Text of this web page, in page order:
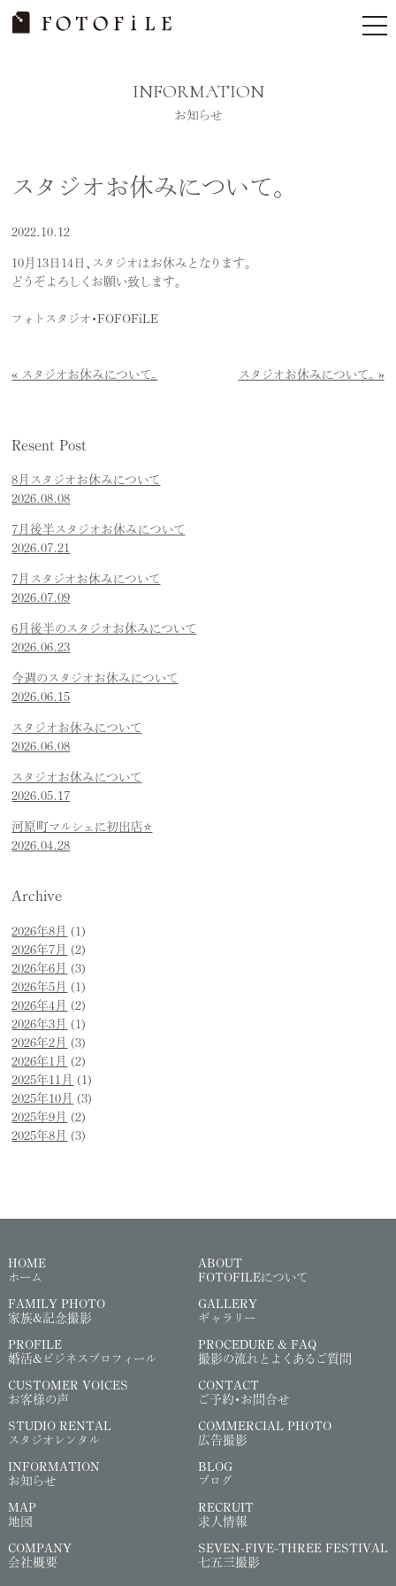
Skip
INFORMATION
お知らせ
スタジオお休みについて。
2022.10.12
10月13日14日、スタジオはお休みとなります。
どうぞよろしくお願い致します。
フォトスタジオ・FOFOFiLE
スタジオお休みについて。 スタジオお休みについて。
Resent Post
8月スタジオお休みについて
2026.08.08
7月後半スタジオお休みについて
2026.07.21
7月スタジオお休みについて
2026.07.09
6月後半のスタジオお休みについて
2026.06.23
今週のスタジオお休みについて
2026.06.15
スタジオお休みについて
2026.06.08
スタジオお休みについて
2026.05.17
河原町マルシェに初出店⭐️
2026.04.28
Archive
2026年8月 (1)
2026年7月 (2)
2026年6月 (3)
2026年5月 (1)
2026年4月 (2)
2026年3月 (1)
2026年2月 (3)
2026年1月 (2)
2025年11月 (1)
2025年10月 (3)
2025年9月 (2)
2025年8月 (3)
HOME
ホーム
ABOUT
FOTOFILEについて
FAMILY PHOTO
家族&記念撮影
GALLERY
ギャラリー
PROFILE
婚活&ビジネスプロフィール
PROCEDURE & FAQ
撮影の流れとよくあるご質問
CUSTOMER VOICES
お客様の声
CONTACT
ご予約・お問合せ
STUDIO RENTAL
スタジオレンタル
COMMERCIAL PHOTO
広告撮影
INFORMATION
お知らせ
BLOG
ブログ
MAP
地図
RECRUIT
求人情報
COMPANY
会社概要
SEVEN-FIVE-THREE FESTIVAL
七五三撮影